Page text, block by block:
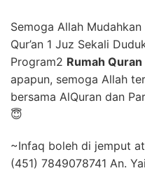
Semoga Allah
Qur’an 1 Juz Sekali
Program2 Rumah Quran
apapun, semoga Allah
bersama AlQuran dan
😇
~Infaq boleh di jemput
(451) 7849078741 An.